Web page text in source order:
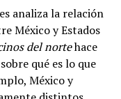
analiza la relación
México y Estados
del nortehace
qué es lo que
México y